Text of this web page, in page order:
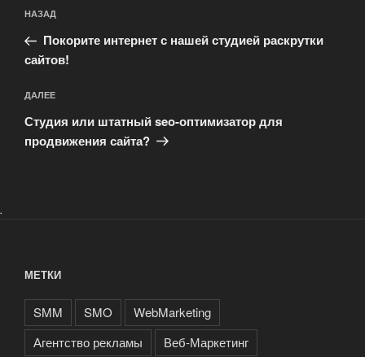
по
записям
Предыдущая
запись:
НАЗАД
Покорите интернет с нашей студией раскрутки
сайтов!
Следующая
запись
ДАЛЕЕ
Студия или штатный seo-оптимизатор для
продвижения сайта?
.
МЕТКИ
SMM SMO
WebMarketing
Агентство рекламы
Веб-Маркетинг